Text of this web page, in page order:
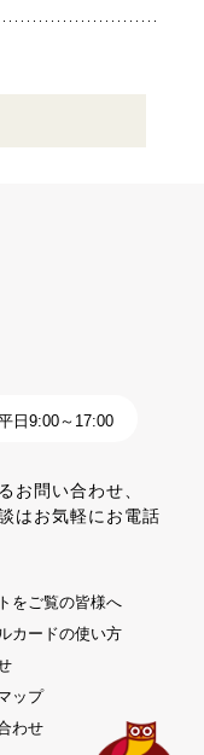
日9:00～17:00
お問い合わせ、
はお気軽にお電話
をご覧の皆様へ
カードの使い方
ップ
わせ